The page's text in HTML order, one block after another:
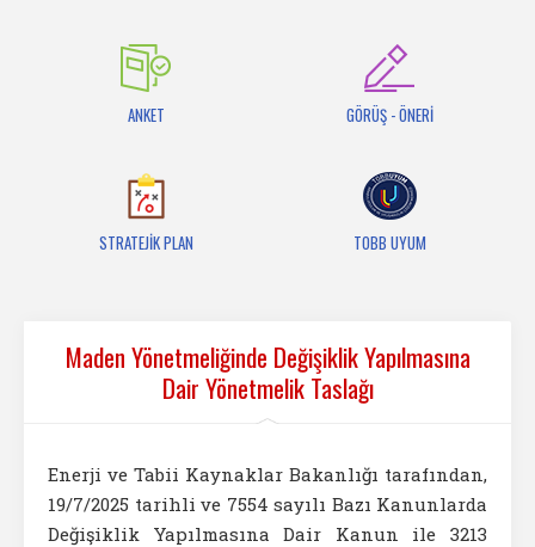
ANKET GÖRÜŞ - ÖNERİ
STRATEJİK PLAN TOBB UYUM
Maden Yönetmeliğinde Değişiklik Yapılmasına
Dair Yönetmelik Taslağı
Enerji ve Tabii Kaynaklar Bakanlığı tarafından,
19/7/2025 tarihli ve 7554 sayılı Bazı Kanunlarda
Değişiklik Yapılmasına Dair Kanun ile 3213